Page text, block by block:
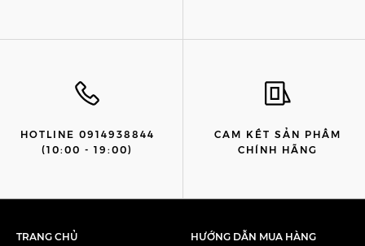
HOTLINE 0914938844
(10:00 - 19:00)
CAM KẾT SẢN PHẨM
CHÍNH HÃNG
TRANG CHỦ HƯỚNG DẪN MUA HÀNG